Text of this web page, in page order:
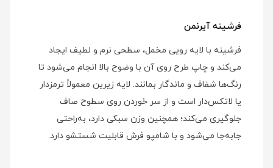
فرشینه آیرنمن
فرشینه با لایه رویی مخمل، سطحی نرم و لطیف ایجاد
می‌کند و چاپ طرح روی آن با وضوح بالا انجام می‌شود تا
رنگ‌ها شفاف و ماندگار بمانند. لایه زیرین معمولاً ترمزدار
یا لاتکس‌دار است و از سر خوردن روی سطوح صاف
جلوگیری می‌کند؛ همچنین وزن سبکی دارد، به‌راحتی
جابه‌جا می‌شود و با شامپو فرش قابلیت شستشو دارد.